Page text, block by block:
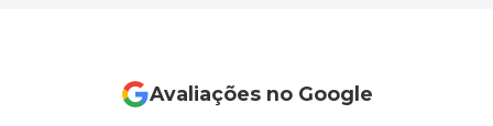
Avaliações no Google